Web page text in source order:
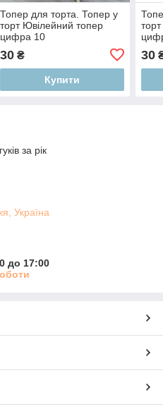
Топер для торта. Топер у
торт Ювілейний топер
цифра 10
30₴
Купити
30
за рік
Україна
до 17:00